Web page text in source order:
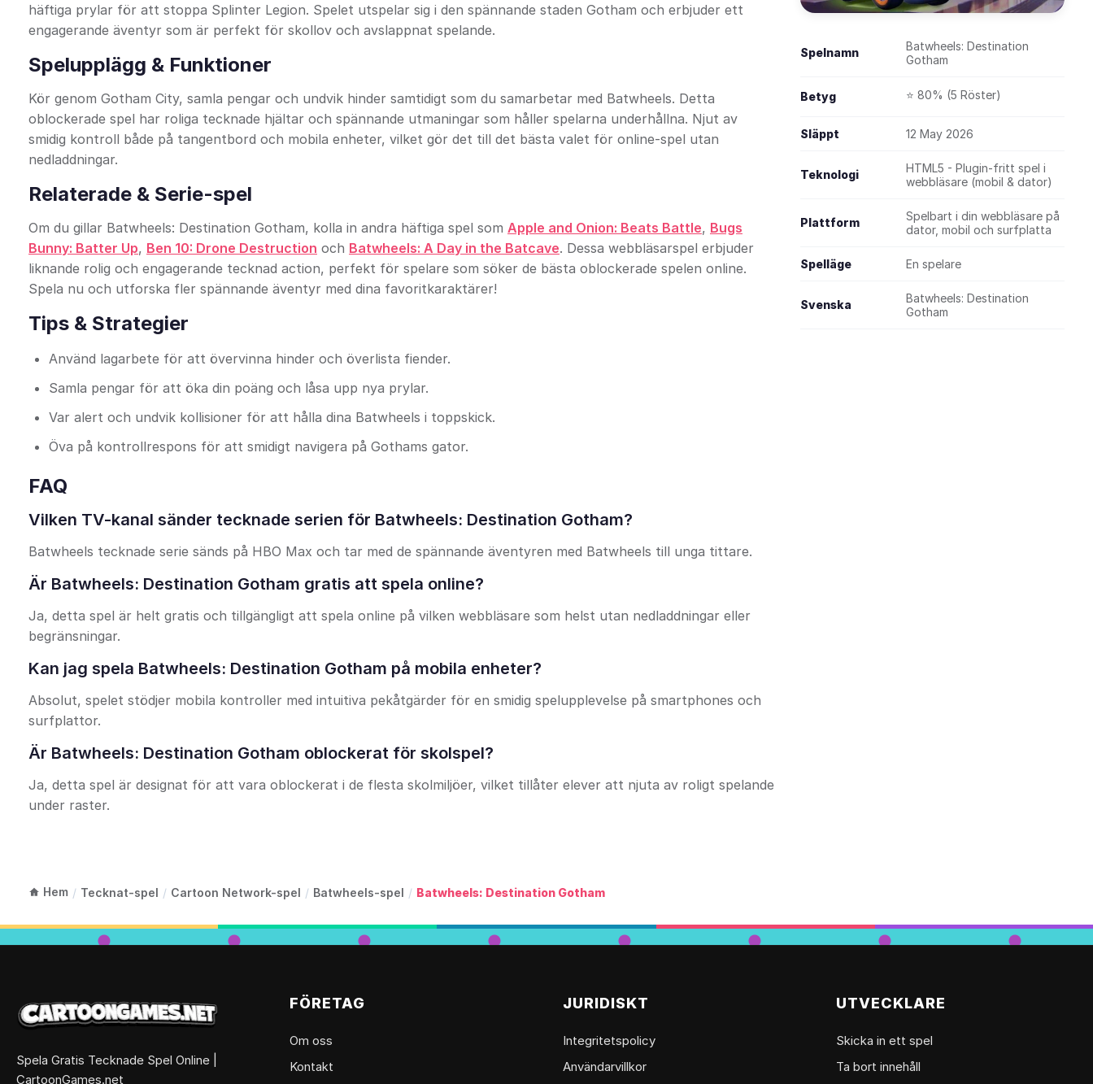
häftiga prylar för att stoppa Splinter Legion. Spelet utspelar sig i den spännande staden Gotham och erbjuder ett
engagerande äventyr som är perfekt för skollov och avslappnat spelande.
Spelupplägg & Funktioner
Kör genom Gotham City, samla pengar och undvik hinder samtidigt som du samarbetar med Batwheels. Detta
oblockerade spel har roliga tecknade hjältar och spännande utmaningar som håller spelarna underhållna. Njut av
smidig kontroll både på tangentbord och mobila enheter, vilket gör det till det bästa valet för online-spel utan
nedladdningar.
Relaterade & Serie-spel
Om du gillar Batwheels: Destination Gotham, kolla in andra häftiga spel som Apple and Onion: Beats Battle, Bugs
Bunny: Batter Up, Ben 10: Drone Destruction och Batwheels: A Day in the Batcave. Dessa webbläsarspel erbjuder
liknande rolig och engagerande tecknad action, perfekt för spelare som söker de bästa oblockerade spelen online.
Spela nu och utforska fler spännande äventyr med dina favoritkaraktärer!
Tips & Strategier
Använd lagarbete för att övervinna hinder och överlista fiender.
Samla pengar för att öka din poäng och låsa upp nya prylar.
Var alert och undvik kollisioner för att hålla dina Batwheels i toppskick.
Öva på kontrollrespons för att smidigt navigera på Gothams gator.
FAQ
Vilken TV-kanal sänder tecknade serien för Batwheels: Destination Gotham?
Batwheels tecknade serie sänds på HBO Max och tar med de spännande äventyren med Batwheels till unga tittare.
Är Batwheels: Destination Gotham gratis att spela online?
Ja, detta spel är helt gratis och tillgängligt att spela online på vilken webbläsare som helst utan nedladdningar eller
begränsningar.
Kan jag spela Batwheels: Destination Gotham på mobila enheter?
Absolut, spelet stödjer mobila kontroller med intuitiva pekåtgärder för en smidig spelupplevelse på smartphones och
surfplattor.
Är Batwheels: Destination Gotham oblockerat för skolspel?
Ja, detta spel är designat för att vara oblockerat i de flesta skolmiljöer, vilket tillåter elever att njuta av roligt spelande
under raster.
Spelnamn
Batwheels: Destination
Gotham
Betyg ⭐ 80% (5 Röster)
Släppt 12 May 2026
Teknologi
HTML5 - Plugin-fritt spel i
webbläsare (mobil & dator)
Plattform
Spelbart i din webbläsare på
dator, mobil och surfplatta
Spelläge En spelare
Svenska
Batwheels: Destination
Gotham
Hem / Tecknat-spel / Cartoon Network-spel / Batwheels-spel / Batwheels: Destination Gotham
Spela Gratis Tecknade Spel Online |
CartoonGames.net
FÖRETAG
Om oss
Kontakt
JURIDISKT
Integritetspolicy
Användarvillkor
UTVECKLARE
Skicka in ett spel
Ta bort innehåll